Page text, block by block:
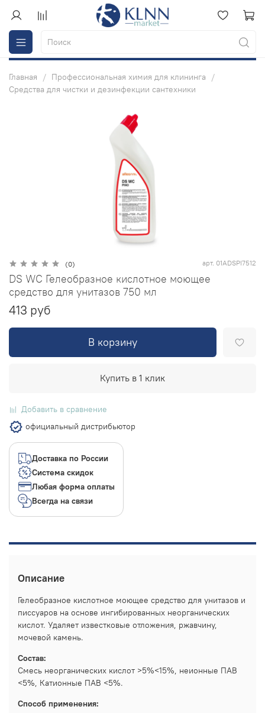
Главная
Профессиональная химия для клининга
Средства для чистки и дезинфекции сантехники
(0) арт. 01ADSPI7512
DS WC Гелеобразное кислотное моющее
средство для унитазов 750 мл
413 руб
В корзину
Купить в 1 клик
Добавить в сравнение
официальный дистрибьютор
Доставка по России
Система скидок
Любая форма оплаты
Всегда на связи
Описание
Гелеобразное кислотное моющее средство для унитазов и
писсуаров на основе ингибированных неорганических
кислот. Удаляет известковые отложения, ржавчину,
мочевой камень.
Состав:
Смесь неорганических кислот >5%<15%, неионные ПАВ
<5%, Катионные ПАВ <5%.
Способ применения: